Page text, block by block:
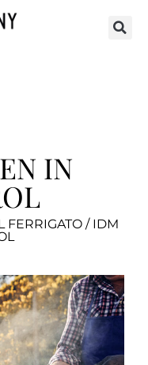
IN
FERRIGATO / IDM